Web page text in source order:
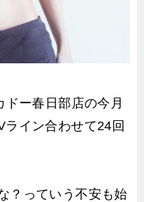
ー春日部店の今月
イン合わせて24回
？っていう不安も始